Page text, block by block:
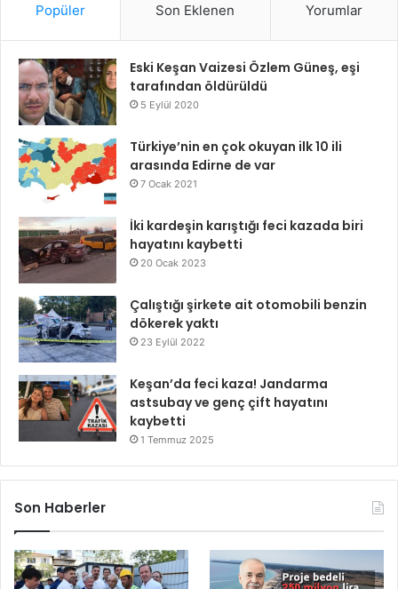
Popüler Son Eklenen Yorumlar
Eski Keşan Vaizesi Özlem Güneş, eşi
tarafından öldürüldü
5 Eylül 2020
Türkiye’nin en çok okuyan ilk 10 ili
arasında Edirne de var
7 Ocak 2021
İki kardeşin karıştığı feci kazada biri
hayatını kaybetti
20 Ocak 2023
Çalıştığı şirkete ait otomobili benzin
dökerek yaktı
23 Eylül 2022
Keşan’da feci kaza! Jandarma
astsubay ve genç çift hayatını
kaybetti
1 Temmuz 2025
Son Haberler